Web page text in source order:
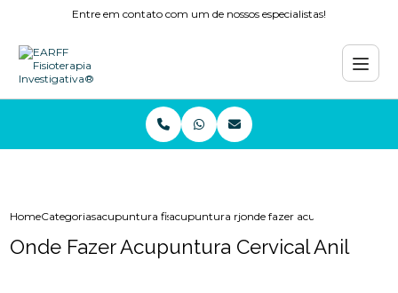
Entre em contato com um de nossos especialistas!
HomeCategoriasacupuntura fisioterapia
acupuntura rjonde fazer acupuntura
Onde Fazer Acupuntura Cervical Anil